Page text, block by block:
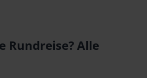
Rundreise? Alle